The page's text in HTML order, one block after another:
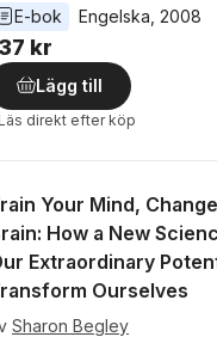
E-bok
Engelska 2008
kr
Lägg till
Läs direkt efter köp
Your Mind,
How a New
Extraordinary
Ourselves
Sharon Begley